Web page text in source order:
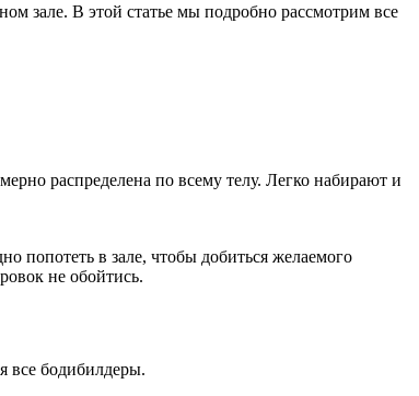
зале. В этой статье мы подробно рассмотрим все
распределена по всему телу. Легко набирают и
попотеть в зале, чтобы добиться желаемого
не обойтись.
все бодибилдеры.